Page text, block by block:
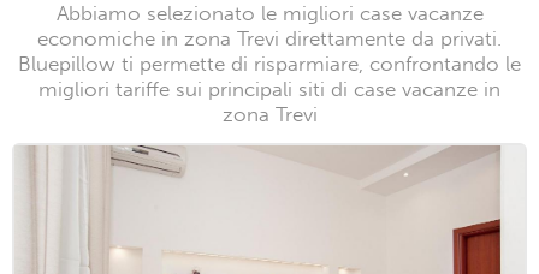
Abbiamo selezionato le migliori case vacanze
economiche in zona Trevi direttamente da privati.
Bluepillow ti permette di risparmiare, confrontando le
migliori tariffe sui principali siti di case vacanze in
zona Trevi